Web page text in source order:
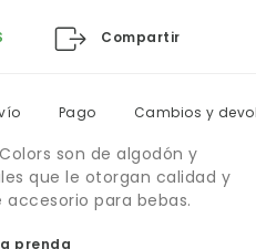
Compartir
Pago Cambios y
son de algodón y
que le otorgan calidad y
para bebas.
prenda